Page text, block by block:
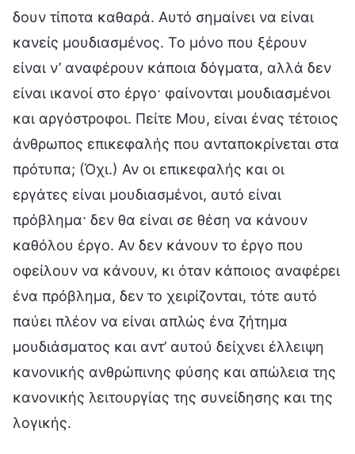
δουν τίποτα καθαρά. Αυτό σημαίνει να είναι
κανείς μουδιασμένος. Το μόνο που ξέρουν
είναι ν’ αναφέρουν κάποια δόγματα, αλλά δεν
είναι ικανοί στο έργο· φαίνονται μουδιασμένοι
και αργόστροφοι. Πείτε Μου, είναι ένας τέτοιος
άνθρωπος επικεφαλής που ανταποκρίνεται στα
πρότυπα; (Όχι.) Αν οι επικεφαλής και οι
εργάτες είναι μουδιασμένοι, αυτό είναι
πρόβλημα· δεν θα είναι σε θέση να κάνουν
καθόλου έργο. Αν δεν κάνουν το έργο που
οφείλουν να κάνουν, κι όταν κάποιος αναφέρει
ένα πρόβλημα, δεν το χειρίζονται, τότε αυτό
παύει πλέον να είναι απλώς ένα ζήτημα
μουδιάσματος και αντ’ αυτού δείχνει έλλειψη
κανονικής ανθρώπινης φύσης και απώλεια της
κανονικής λειτουργίας της συνείδησης και της
λογικής.